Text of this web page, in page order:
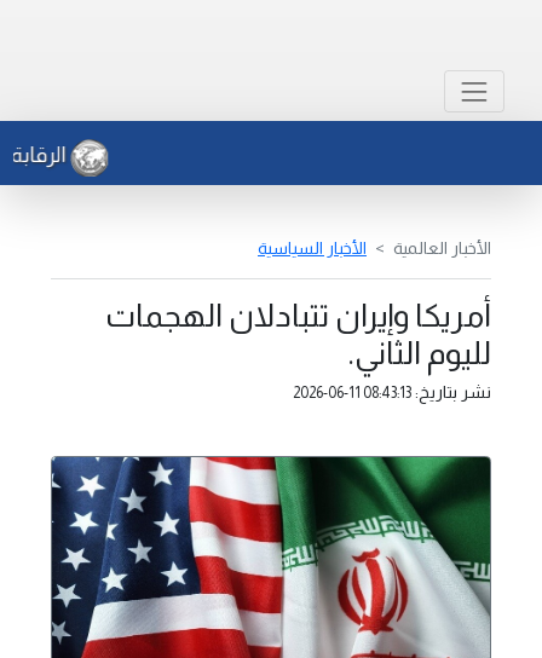
الرقابة
الأخبار العالمية الأخبار السياسية
أمريكا وإيران تتبادلان الهجمات
لليوم الثاني.
نشر بتاريخ: 2026-06-11 08:43:13